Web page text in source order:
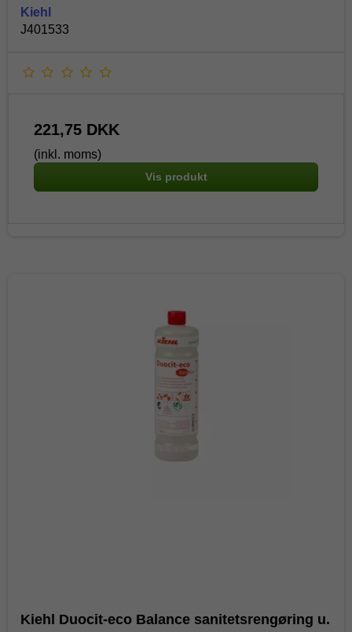
Kiehl
J401533
221,75 DKK
(inkl. moms)
Vis produkt
Kiehl Duocit-eco Balance sanitetsrengøring u.